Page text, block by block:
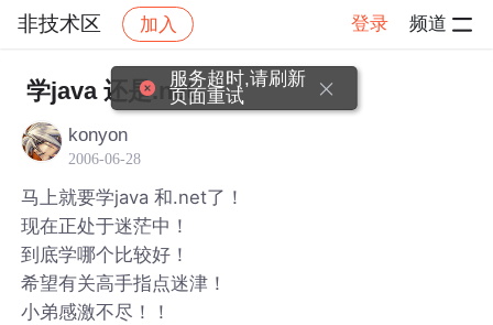
非技术区 加入 登录 频道
社区 非技术区 帖子详情
学java 还是.net
konyon
2006-06-28
马上就要学java 和.net了！
现在正处于迷茫中！
到底学哪个比较好！
希望有关高手指点迷津！
小弟感激不尽！！
服务超时,请刷新
页面重试